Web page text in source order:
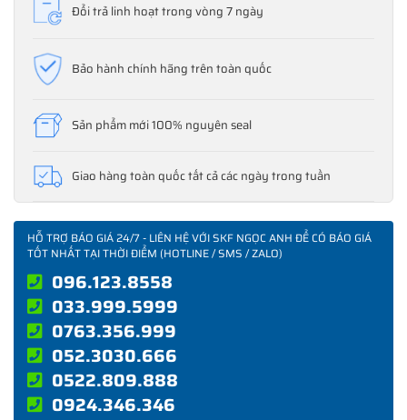
Đổi trả linh hoạt trong vòng 7 ngày
Bảo hành chính hãng trên toàn quốc
Sản phẩm mới 100% nguyên seal
Giao hàng toàn quốc tất cả các ngày trong tuần
HỖ TRỢ BÁO GIÁ 24/7 - LIÊN HỆ VỚI SKF NGỌC ANH ĐỂ CÓ BÁO GIÁ
TỐT NHẤT TẠI THỜI ĐIỂM (HOTLINE / SMS / ZALO)
096.123.8558
033.999.5999
0763.356.999
052.3030.666
0522.809.888
0924.346.346